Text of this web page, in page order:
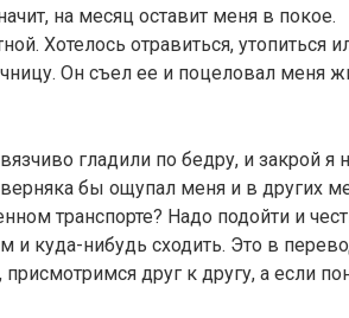
на месяц оставит меня в покое.
Хотелось отравиться, утопиться
Он съел ее и поцеловал меня
гладили по бедру, и закрой я
бы ощупал меня и в других
транспорте? Надо подойти и
и куда-нибудь сходить. Это в
присмотримся друг к другу, а если